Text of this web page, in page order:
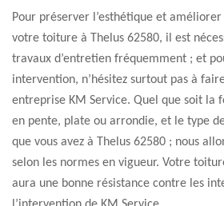
Pour préserver l’esthétique et
votre toiture à Thelus 62580, il est
travaux d’entretien fréquemment ; et
intervention, n’hésitez surtout pas à
entreprise KM Service. Quel que soit la
en pente, plate ou arrondie, et le type
que vous avez à Thelus 62580 ; nous
selon les normes en vigueur. Votre
aura une bonne résistance contre les